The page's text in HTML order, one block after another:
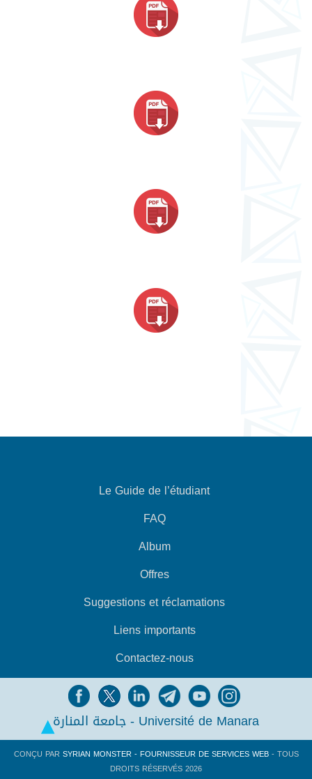
Le Guide de l’étudiant
FAQ
Album
Offres
Suggestions et réclamations
Liens importants
Contactez-nous
جامعة المنارة - Université de Manara
CONÇU PARSYRIAN MONSTER - FOURNISSEUR DE SERVICES WEB- TOUS
DROITS RÉSERVÉS 2026